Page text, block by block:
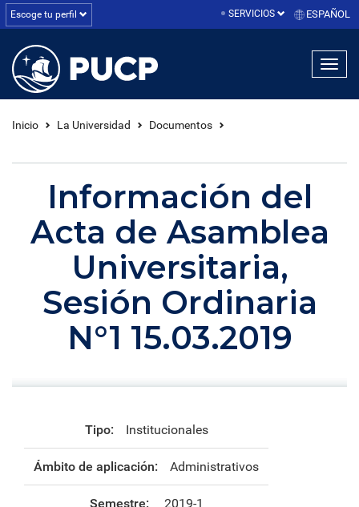
Escoge tu perfil SERVICIOS ESPAÑOL
Inicio La Universidad Documentos
Información del
Acta de Asamblea
Universitaria,
Sesión Ordinaria
N°1 15.03.2019
Tipo: Institucionales
Ámbito de aplicación: Administrativos
Semestre: 2019-1